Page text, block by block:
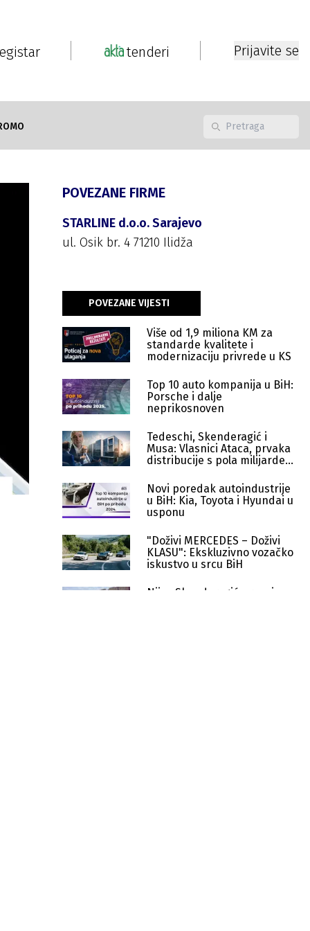
tenderi Prijavite se
POVEZANE FIRME
STARLINE d.o.o. Sarajevo
ul. Osik br. 4 71210 Ilidža
POVEZANE VIJESTI
Više od 1,9 miliona KM za
standarde kvalitete i
modernizaciju privrede u KS
Top 10 auto kompanija u BiH:
Porsche i dalje
neprikosnoven
Tedeschi, Skenderagić i
Musa: Vlasnici Ataca, prvaka
distribucije s pola milijarde
Novi poredak autoindustrije
u BiH: Kia, Toyota i Hyundai u
usponu
"Doživi MERCEDES – Doživi
KLASU": Ekskluzivno vozačko
iskustvo u srcu BiH
Nijaz Skenderagić preuzima